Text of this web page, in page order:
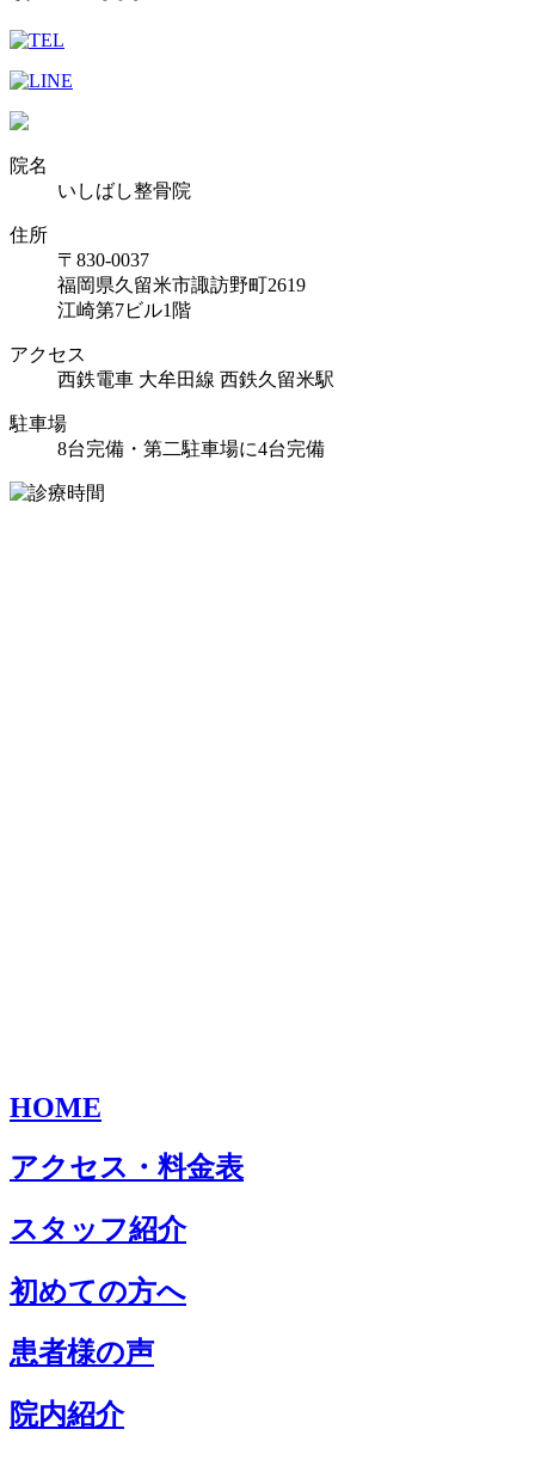
院名
いしばし整骨院
住所
〒830-0037
福岡県久留米市諏訪野町2619
江崎第7ビル1階
アクセス
西鉄電車 大牟田線 西鉄久留米駅
駐車場
8台完備・第二駐車場に4台完備
HOME
アクセス・料金表
スタッフ紹介
初めての方へ
患者様の声
院内紹介